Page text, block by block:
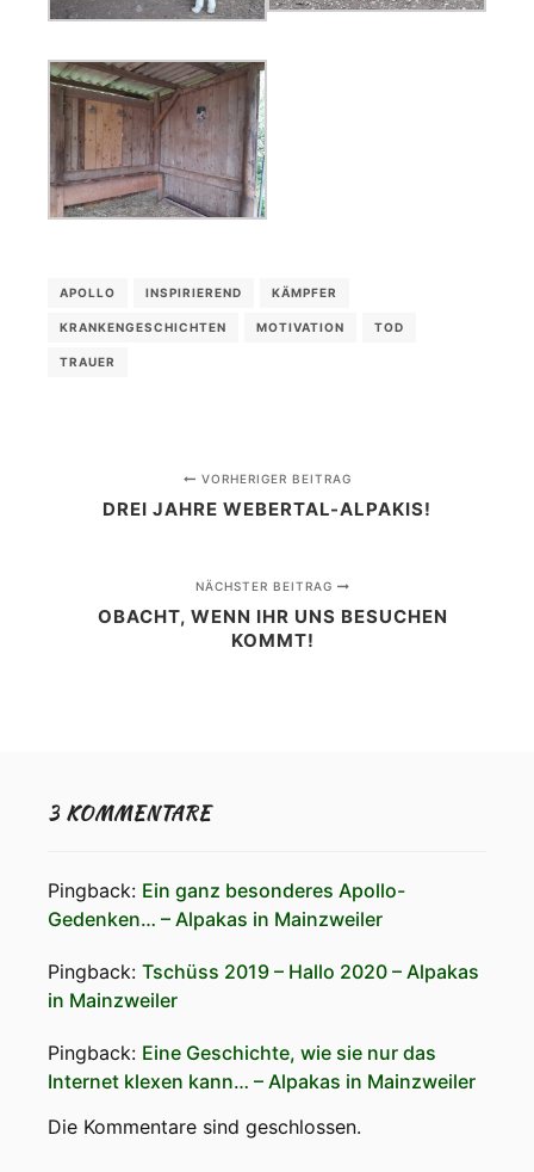
APOLLO INSPIRIEREND KÄMPFER
KRANKENGESCHICHTEN MOTIVATION TOD
TRAUER
VORHERIGER BEITRAG
DREI JAHRE WEBERTAL-ALPAKIS!
NÄCHSTER BEITRAG
OBACHT, WENN IHR UNS BESUCHEN
KOMMT!
3 KOMMENTARE
Pingback: Ein ganz besonderes Apollo-
Gedenken… – Alpakas in Mainzweiler
Pingback: Tschüss 2019 – Hallo 2020 – Alpakas
in Mainzweiler
Pingback: Eine Geschichte, wie sie nur das
Internet klexen kann… – Alpakas in Mainzweiler
Die Kommentare sind geschlossen.